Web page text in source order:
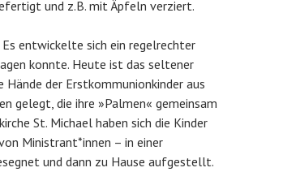
und z.B. mit Äpfeln verziert.
entwickelte sich ein regelrechter
konnte. Heute ist das seltener
der Erstkommunionkinder aus
gelegt, die ihre »Palmen« gemeinsam
St. Michael haben sich die Kinder
Ministrant*innen – in einer
und dann zu Hause aufgestellt.